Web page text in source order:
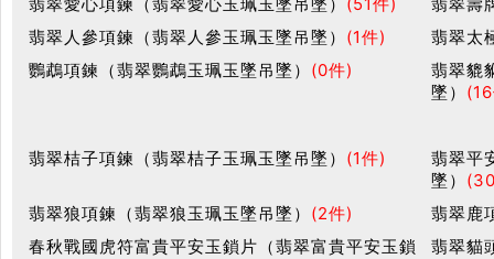
翡翠人參項鍊（翡翠人參玉珮玉墜吊墜） (1件)
翡翠太
鸚鵡項鍊（翡翠鸚鵡玉珮玉墜吊墜） (0件)
翡翠貔
墜）
翡翠桔子項鍊（翡翠桔子玉珮玉墜吊墜） (1件)
翡翠平
墜）
翡翠狼項鍊（翡翠狼玉珮玉墜吊墜） (2件)
翡翠鹿
春秋戰國虎符富貴平安玉鎖片（翡翠富貴平安玉鎖
翡翠貓